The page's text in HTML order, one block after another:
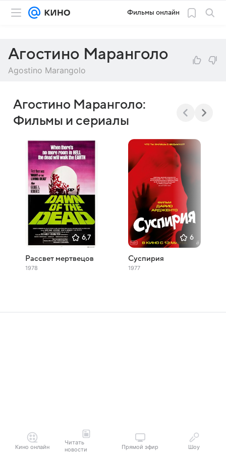
Фильмы онлайн
Агостино Маранголо
Agostino Marangolo
Агостино Маранголо:
Фильмы и сериалы
6,7
Рассвет мертвецов
1978
6
Суспирия
1977
Кино онлайн
Читать
новости
Прямой эфир Шоу